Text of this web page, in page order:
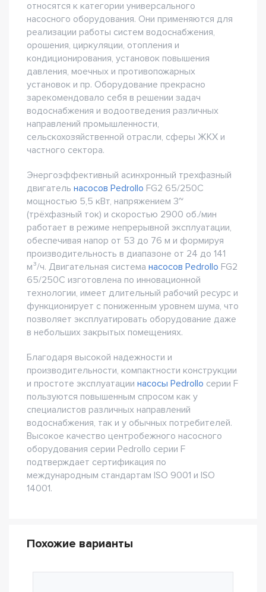
относятся к категории универсального
насосного оборудования. Они применяются для
реализации работы систем водоснабжения,
орошения, циркуляции, отопления и
кондиционирования, установок повышения
давления, моечных и противопожарных
установок и пр. Оборудование прекрасно
зарекомендовало себя в решении задач
водоснабжения и водоотведения различных
направлений промышленности,
сельскохозяйственной отрасли, сферы ЖКХ и
частного сектора.
Энергоэффективный асинхронный трехфазный
двигатель насосов Pedrollo FG2 65/250C
мощностью 5,5 кВт, напряжением 3~
(трёхфазный ток) и скоростью 2900 об./мин
работает в режиме непрерывной эксплуатации,
обеспечивая напор от 53 до 76 м и формируя
производительность в диапазоне от 24 до 141
м³/ч. Двигательная система насосов Pedrollo FG2
65/250C изготовлена по инновационной
технологии, имеет длительный рабочий ресурс и
функционирует с пониженным уровнем шума, что
позволяет эксплуатировать оборудование даже
в небольших закрытых помещениях.
Благодаря высокой надежности и
производительности, компактности конструкции
и простоте эксплуатации насосы Pedrollo серии F
пользуются повышенным спросом как у
специалистов различных направлений
водоснабжения, так и у обычных потребителей.
Высокое качество центробежного насосного
оборудования серии Pedrollo серии F
подтверждает сертификация по
международным стандартам ISO 9001 и ISO
14001.
Похожие варианты